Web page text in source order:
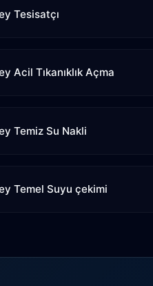
Tesisatçı
Acil Tıkanıklık Açma
Temiz Su Nakli
Temel Suyu çekimi